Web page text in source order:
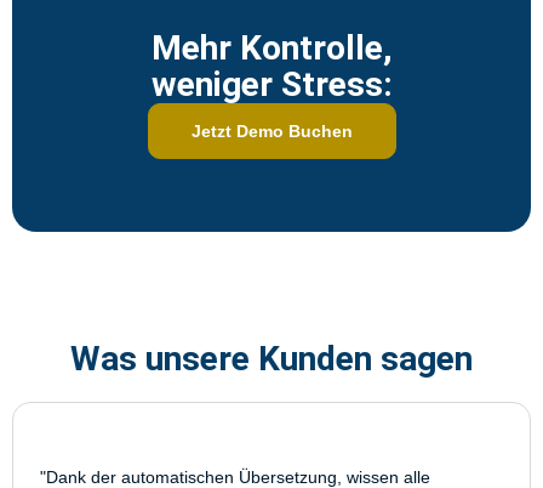
Mehr Kontrolle,
weniger Stress:
Jetzt Demo Buchen
Was unsere Kunden sagen
"Dank der automatischen Übersetzung, wissen alle